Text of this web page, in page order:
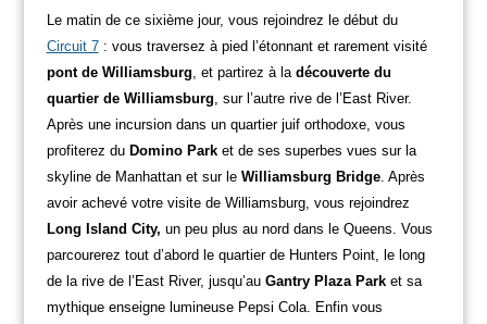
Le matin de ce sixième jour, vous rejoindrez le début du
Circuit 7: vous traversez à pied l’étonnant et rarement visité
pont de Williamsburg, et partirez à la découverte du
quartier de Williamsburg, sur l’autre rive de l’East River.
Après une incursion dans un quartier juif orthodoxe, vous
profiterez du Domino Parket de ses superbes vues sur la
skyline de Manhattan et sur le Williamsburg Bridge. Après
avoir achevé votre visite de Williamsburg, vous rejoindrez
Long Island City, un peu plus au nord dans le Queens. Vous
parcourerez tout d’abord le quartier de Hunters Point, le long
de la rive de l’East River, jusqu’au Gantry Plaza Parket sa
mythique enseigne lumineuse Pepsi Cola. Enfin vous